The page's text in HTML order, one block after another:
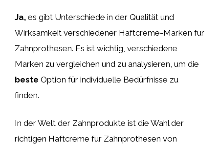
Ja, es gibt Unterschiede in der Qualität und
Wirksamkeit verschiedener Haftcreme-Marken für
Zahnprothesen. Es ist wichtig, verschiedene
Marken zu vergleichen und zu analysieren, um die
beste Option für individuelle Bedürfnisse zu
finden.
In der Welt der Zahnprodukte ist die Wahl der
richtigen Haftcreme für Zahnprothesen von